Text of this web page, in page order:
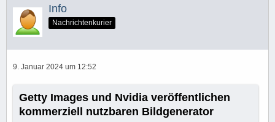
Info
Nachrichtenkurier
9. Januar 2024 um 12:52
Getty Images und Nvidia veröffentlichen
kommerziell nutzbaren Bildgenerator